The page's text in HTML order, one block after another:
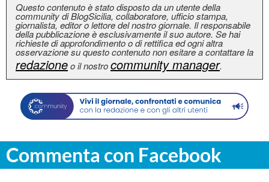
Questo contenuto è stato disposto da un utente della
community di BlogSicilia, collaboratore, ufficio stampa,
giornalista, editor o lettore del nostro giornale. Il responsabile
della pubblicazione è esclusivamente il suo autore. Se hai
richieste di approfondimento o di rettifica ed ogni altra
osservazione su questo contenuto non esitare a contattare la
redazioneo il nostrocommunity manager.
Commenta con Facebook